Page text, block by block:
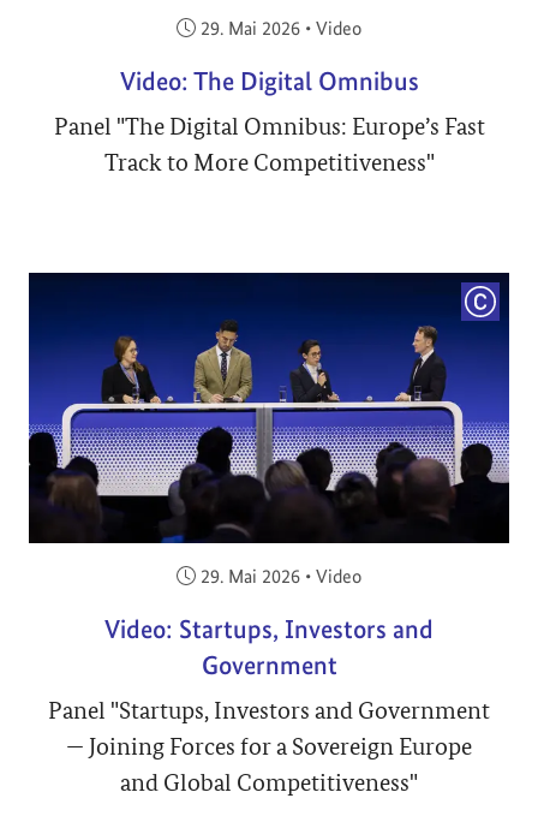
Veröffentlicht am:
29. Mai 2026 • Video
Video: The Digital Omnibus
Panel "The Digital Omnibus: Europe’s Fast
Track to More Competitiveness"
Veröffentlicht am:
29. Mai 2026 • Video
Video: Startups, Investors and
Government
Panel "Startups, Investors and Government
— Joining Forces for a Sovereign Europe
and Global Competitiveness"